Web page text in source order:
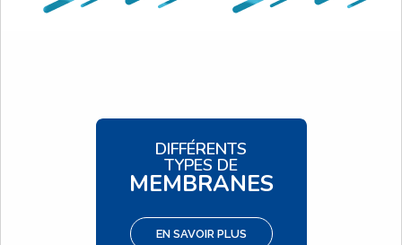
DIFFÉRENTS
TYPES DE
MEMBRANES
EN SAVOIR PLUS